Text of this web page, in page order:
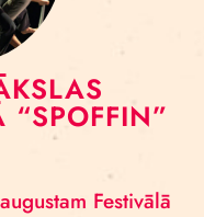
“SPOFFIN”
Festivālā